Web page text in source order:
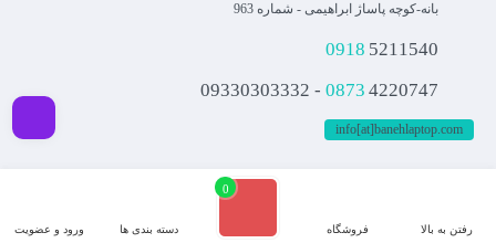
رفتن به بالا فروشگاه
0
دسته بندی ها ورود و عضویت
بانه-کوچه پاساژ ابراهیمی - شماره 963
0918 5211540
0873 4220747 - 09330303332
info[at]banehlaptop.com
کلیه حقوق مادی و معنوی برای این سایت محفوظ می باشد و هرگونه کپی برداری شامل
پیگرد قانونی می باشد.